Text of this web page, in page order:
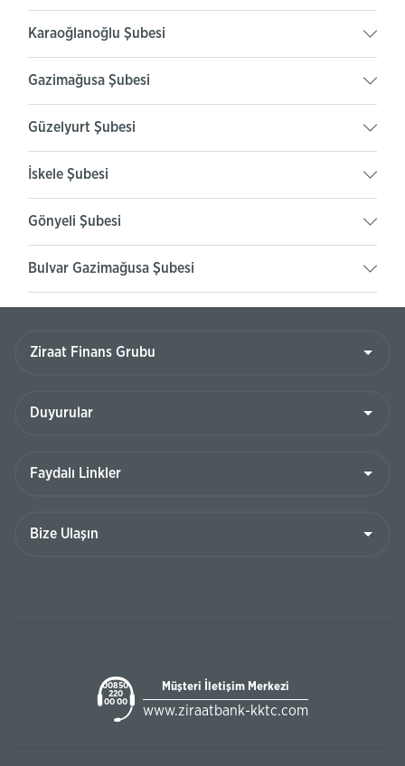
Karaoğlanoğlu Şubesi
Gazimağusa Şubesi
Güzelyurt Şubesi
İskele Şubesi
Gönyeli Şubesi
Bulvar Gazimağusa Şubesi
00850
220
00 00
Müşteri İletişim Merkezi
www.ziraatbank-kktc.com